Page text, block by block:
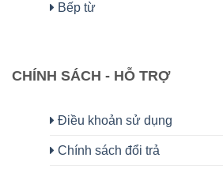
Bếp từ
CHÍNH SÁCH - HỖ TRỢ
Điều khoản sử dụng
Chính sách đổi trả